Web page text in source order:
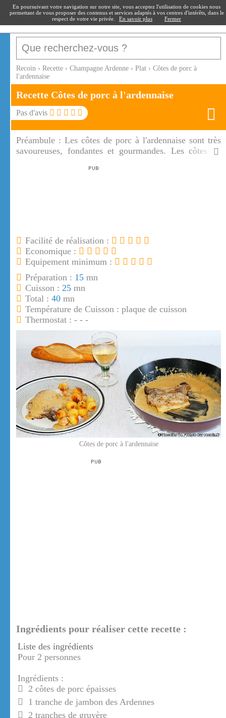
recoin.fr
Recoin › Recette › Champagne Ardenne › Plat › Côtes de porc à
l'ardennaise
Recette Côtes de porc à l'ardennaise
Pas d'avis
Préambule : Les côtes de porc à l'ardennaise sont très
savoureuses, fondantes et gourmandes. Les côtes de
cette période automnale.
Facilité de réalisation :
Economique :
Equipement minimum :
Préparation : 15 mn
Cuisson : 25 mn
Total : 40 mn
Température de Cuisson : plaque de cuisson
Thermostat : - - -
Côtes de porc à l'ardennaise
Ingrédients pour réaliser cette recette :
Liste des ingrédients
Pour 2 personnes
Ingrédients :
2 côtes de porc épaisses
1 tranche de jambon des Ardennes
2 tranches de gruyère
En poursuivant votre navigation sur notre site, vous acceptez l'utilisation de cookies nous
permettant de vous proposer des contenus et services adaptés à vos centres d'intérêts, dans le
respect de votre vie privée.
En savoir plus Fermer